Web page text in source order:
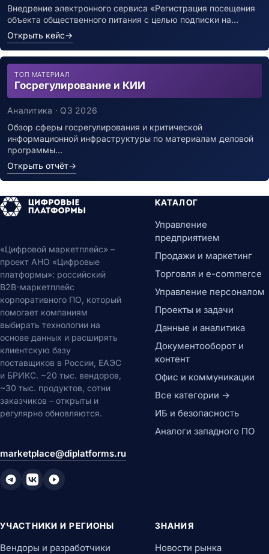
Внедрение электронного сервиса «Регистрация посещения
объекта общественного питания с целью подписки на…
Открыть кейс→
ТОП МАТЕРИАЛ
Госрегулирование и КИИ
Аналитика · Q3 2026
Обзор сферы госрегулирования и критической
информационной инфраструктуры по материалам деловой
программы…
Открыть отчёт→
«Цифровой маркетплейс» –
проект АНО «Цифровые
платформы»: российский
B2B-маркетплейс
корпоративного ПО, который
помогает компаниям
выбирать технологии на
основе данных и расширять
клиентскую базу
поставщиков в России, ЕАЭС
и БРИКС. ~20 тыс. вендоров,
~30 тыс. продуктов, сотни
заказчиков – открыты и
регулярно обновляются.
marketplace@diplatforms.ru
КАТАЛОГ
Управление
предприятием
Продажи и маркетинг
Торговля и e-commerce
Управление персоналом
Проекты и задачи
Данные и аналитика
Документооборот и
контент
Офис и коммуникации
Все категории →
ИБ и безопасность
Аналоги западного ПО
УЧАСТНИКИ И РЕГИОНЫ
Вендоры и разработчики
ЗНАНИЯ
Новости рынка